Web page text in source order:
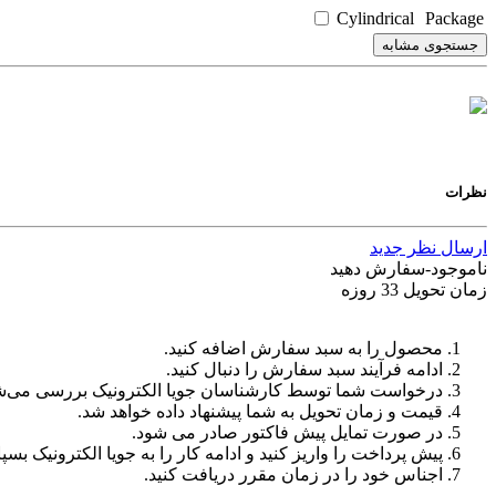
Package
Cylindrical
جستجوی مشابه
نظرات
ارسال نظر جدید
ناموجود-سفارش دهید
زمان تحویل 33 روزه
محصول را به سبد سفارش اضافه کنید.
ادامه فرآیند سبد سفارش را دنبال کنید.
درخواست شما توسط کارشناسان جویا الکترونیک بررسی
قیمت و زمان تحویل به شما پیشنهاد داده خواهد شد.
در صورت تمایل پیش فاکتور صادر می شود.
پیش پرداخت را واریز کنید و ادامه کار را به جویا الکترونیک
اجناس خود را در زمان مقرر دریافت کنید.